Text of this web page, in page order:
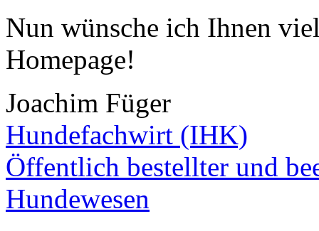
Nun wünsche ich Ihnen
Homepage!
Joachim Füger
Hundefachwirt (IHK)
Öffentlich bestellter und
Hundewesen